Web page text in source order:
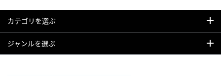
カテゴリを選ぶ
ジャンルを選ぶ